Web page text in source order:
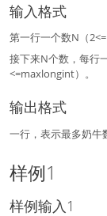
输入格式
第一行一个数N（
接下来N个数，每行
<=maxlongint）。
输出格式
一行，表示最多奶牛
样例1
样例输入1